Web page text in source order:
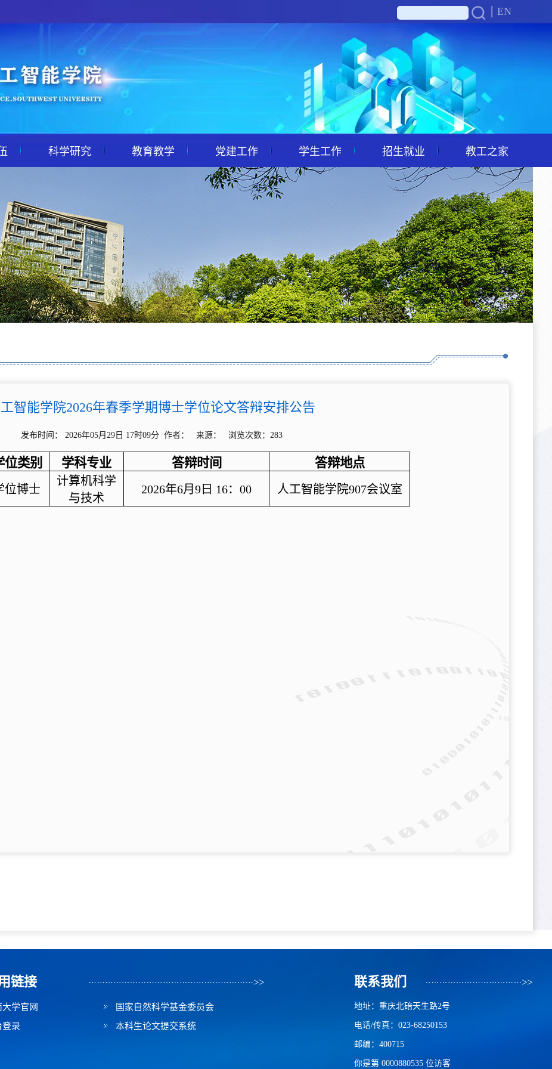
EN
科学研究 教育教学 党建工作 学生工作 招生就业 教工之家
智能学院2026年春季学期博士学位论文答辩安排公告
发布时间： 2026年05月29日 17时09分 作者： 来源： 浏览次数： 283
位类别 学科专业 答辩时间 答辩地点
位博士
计算机科学
与技术
2026年6月9日 16：00 人工智能学院907会议室
链接
大学官网 国家自然科学基金委员会
登录 本科生论文提交系统
联系我们
地址：重庆北碚天生路2号
电话/传真：023-68250153
邮编：400715
你是第 0000880535 位访客